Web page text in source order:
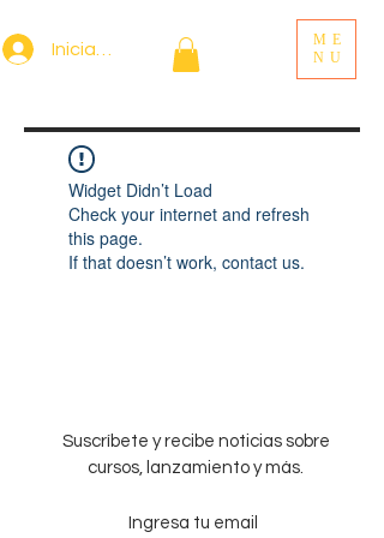
Iniciar sesión
ME
NU
Widget Didn’t Load
Check your internet and refresh
this page.
If that doesn’t work, contact us.
Suscríbete y recibe noticias sobre
cursos, lanzamiento y más.